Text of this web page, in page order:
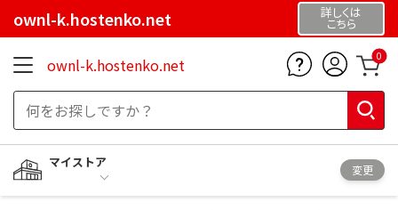
ownl-k.hostenko.net 詳しくは
こちら
ownl-k.hostenko.net 0
マイストア
変更